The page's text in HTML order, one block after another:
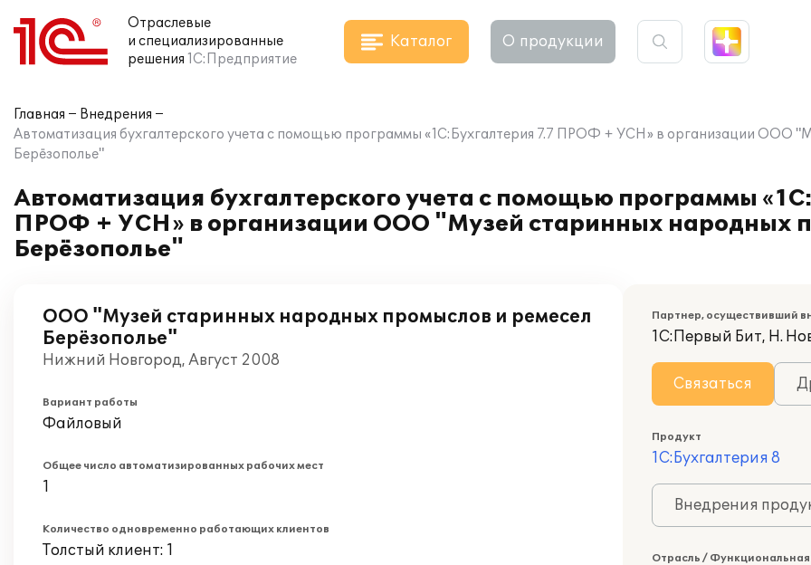
Отраслевые
и специализированные
решения 1С:Предприятие
Каталог О продукции
Главная
Внедрения
Автоматизация бухгалтерского учета с помощью программы «1С:Бухгалтерия 7.7 ПРОФ + УСН» в организации ООО
Берёзополье"
Автоматизация бухгалтерского учета с помощью программы
ПРОФ + УСН» в организации ООО "Музей старинных народных
Берёзополье"
ООО "Музей старинных народных промыслов и ремесел
Берёзополье"
Нижний Новгород, Август 2008
Вариант работы
Файловый
Общее число автоматизированных рабочих мест
1
Количество одновременно работающих клиентов
Толстый клиент: 1
Партнер, осуществивший
1С:Первый Бит, Н.
Связаться
Продукт
1С:Бухгалтерия 8
Внедрения
Отрасль / Функциональная